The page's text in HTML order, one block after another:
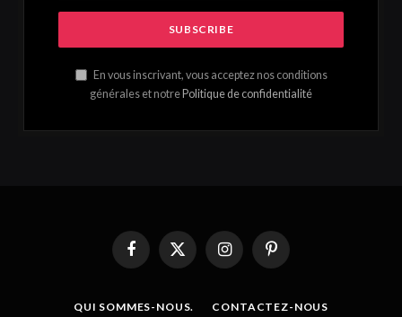
En vous inscrivant, vous acceptez nos conditions
générales et notre Politique de confidentialité
FacebookX
InstagramPinterest
QUI SOMMES-NOUS. CONTACTEZ-NOUS